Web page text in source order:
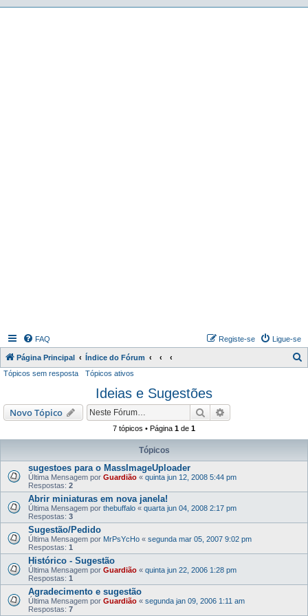
FAQ Ligue-se
Registe-se
Página Principal Índice do Fórum
i
Tópicos sem resposta Tópicos ativos
Ideias e Sugestões
Novo Tópico Pesquisar
7 tópicos • Página 1 de 1
Tópicos
sugestoes para o MassImageUploader
Última Mensagem por Guardião « quinta jun 12, 2008 5:44 pm
Respostas: 2
Abrir miniaturas em nova janela!
Última Mensagem por thebuffalo « quarta jun 04, 2008 2:17 pm
Respostas: 3
Sugestão/Pedido
Última Mensagem por MrPsYcHo « segunda mar 05, 2007 9:02 pm
Respostas: 1
Histórico - Sugestão
Última Mensagem por Guardião « quinta jun 22, 2006 1:28 pm
Respostas: 1
Agradecimento e sugestão
Última Mensagem por Guardião « segunda jan 09, 2006 1:11 am
Respostas: 7